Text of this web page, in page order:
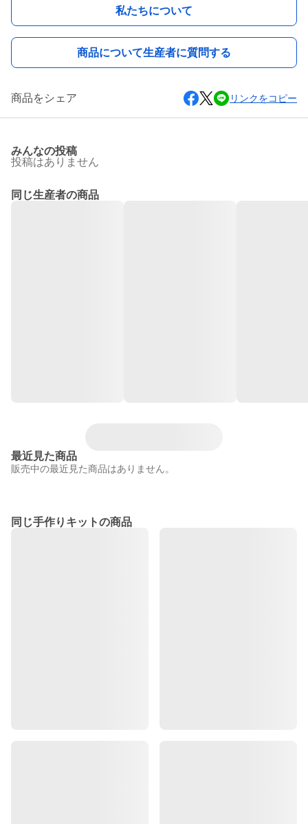
私たちについて
商品について生産者に質問する
商品をシェア リンクをコピー
みんなの投稿
投稿はありません
同じ生産者の商品
最近見た商品
販売中の最近見た商品はありません。
同じ手作りキットの商品